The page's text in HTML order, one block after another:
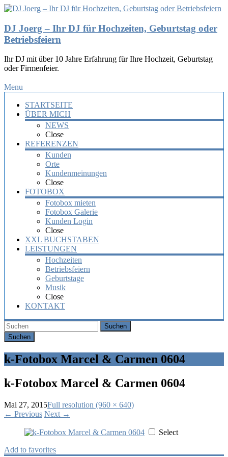
DJ Joerg – Ihr DJ für Hochzeiten, Geburtstag oder
Betriebsfeiern
Ihr DJ mit über 10 Jahre Erfahrung für Ihre Hochzeit, Geburtstag
oder Firmenfeier.
Menu
STARTSEITE
ÜBER MICH
NEWS
Close
REFERENZEN
Kunden
Orte
Kundenmeinungen
Close
FOTOBOX
Fotobox mieten
Fotobox Galerie
Kunden Login
Close
XXL BUCHSTABEN
LEISTUNGEN
Hochzeiten
Betriebsfeiern
Geburtstage
Musik
Close
KONTAKT
Suchen
k-Fotobox Marcel & Carmen 0604
k-Fotobox Marcel & Carmen 0604
Mai 27, 2015Full resolution (960 × 640)
← Previous Next →
Select
Add to favorites